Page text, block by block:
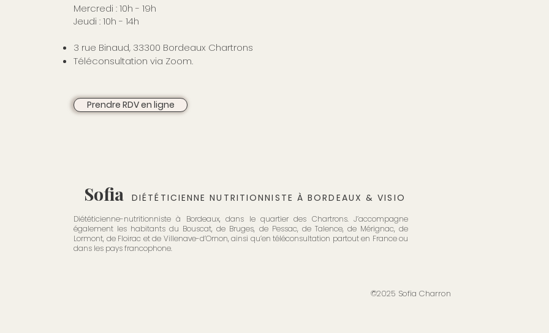
Mercredi : 10h - 19h
Jeudi : 10h - 14h
3 rue Binaud, 33300 Bordeaux Chartrons
Téléconsultation via Zoom.
Prendre RDV en ligne
Sofia DIÉTÉTICIENNE NUTRITIONNISTE À BORDEAUX & VISIO
Diététicienne-nutritionniste à Bordeaux, dans le quartier des Chartrons. J’accompagne
également les habitants du Bouscat, de Bruges, de Pessac, de Talence, de Mérignac, de
Lormont, de Floirac et de Villenave-d’Ornon, ainsi qu’en téléconsultation partout en France ou
dans les pays francophone.
©2025 Sofia Charron